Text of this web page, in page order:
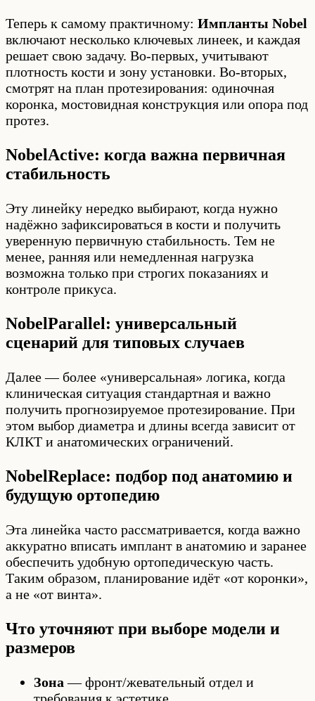
Теперь к самому практичному: Импланты Nobel
включают несколько ключевых линеек, и каждая
решает свою задачу. Во-первых, учитывают
плотность кости и зону установки. Во-вторых,
смотрят на план протезирования: одиночная
коронка, мостовидная конструкция или опора под
протез.
NobelActive: когда важна первичная
стабильность
Эту линейку нередко выбирают, когда нужно
надёжно зафиксироваться в кости и получить
уверенную первичную стабильность. Тем не
менее, ранняя или немедленная нагрузка
возможна только при строгих показаниях и
контроле прикуса.
NobelParallel: универсальный
сценарий для типовых случаев
Далее — более «универсальная» логика, когда
клиническая ситуация стандартная и важно
получить прогнозируемое протезирование. При
этом выбор диаметра и длины всегда зависит от
КЛКТ и анатомических ограничений.
NobelReplace: подбор под анатомию и
будущую ортопедию
Эта линейка часто рассматривается, когда важно
аккуратно вписать имплант в анатомию и заранее
обеспечить удобную ортопедическую часть.
Таким образом, планирование идёт «от коронки»,
а не «от винта».
Что уточняют при выборе модели и
размеров
Зона — фронт/жевательный отдел и